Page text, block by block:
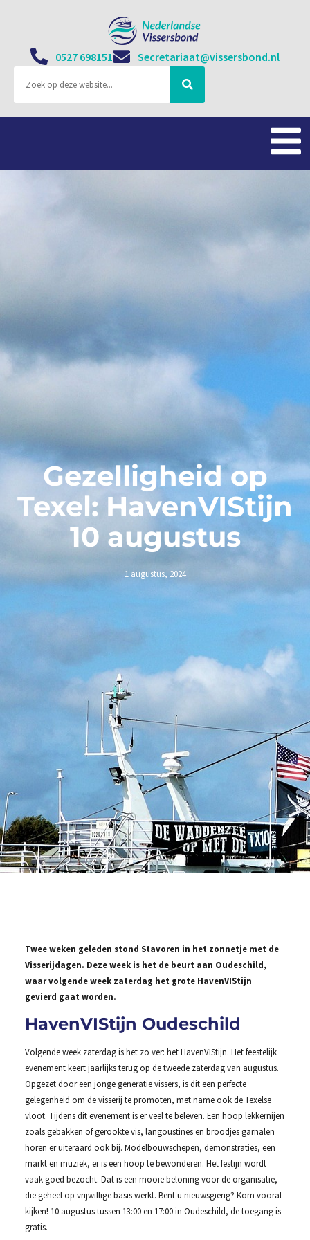
0527 698151 Secretariaat@vissersbond.nl
Gezelligheid op
Texel: HavenVIStijn
10 augustus
1 augustus, 2024
Twee weken geleden stond Stavoren in het zonnetje met de
Visserijdagen. Deze week is het de beurt aan Oudeschild,
waar volgende week zaterdag het grote HavenVIStijn
gevierd gaat worden.
HavenVIStijn Oudeschild
Volgende week zaterdag is het zo ver: het HavenVIStijn. Het feestelijk
evenement keert jaarlijks terug op de tweede zaterdag van augustus.
Opgezet door een jonge generatie vissers, is dit een perfecte
gelegenheid om de visserij te promoten, met name ook de Texelse
vloot. Tijdens dit evenement is er veel te beleven. Een hoop lekkernijen
zoals gebakken of gerookte vis, langoustines en broodjes garnalen
horen er uiteraard ook bij. Modelbouwschepen, demonstraties, een
markt en muziek, er is een hoop te bewonderen. Het festijn wordt
vaak goed bezocht. Dat is een mooie beloning voor de organisatie,
die geheel op vrijwillige basis werkt. Bent u nieuwsgierig? Kom vooral
kijken! 10 augustus tussen 13:00 en 17:00 in Oudeschild, de toegang is
gratis.